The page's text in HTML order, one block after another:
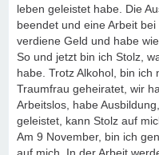
leben geleistet habe. Die
beendet und eine Arbeit
verdiene Geld und habe
So und jetzt bin ich Stolz,
habe. Trotz Alkohol, bin
Traumfrau geheiratet, wir
Arbeitslos, habe
geleistet, kann Stolz auf
Am 9 November, bin ich